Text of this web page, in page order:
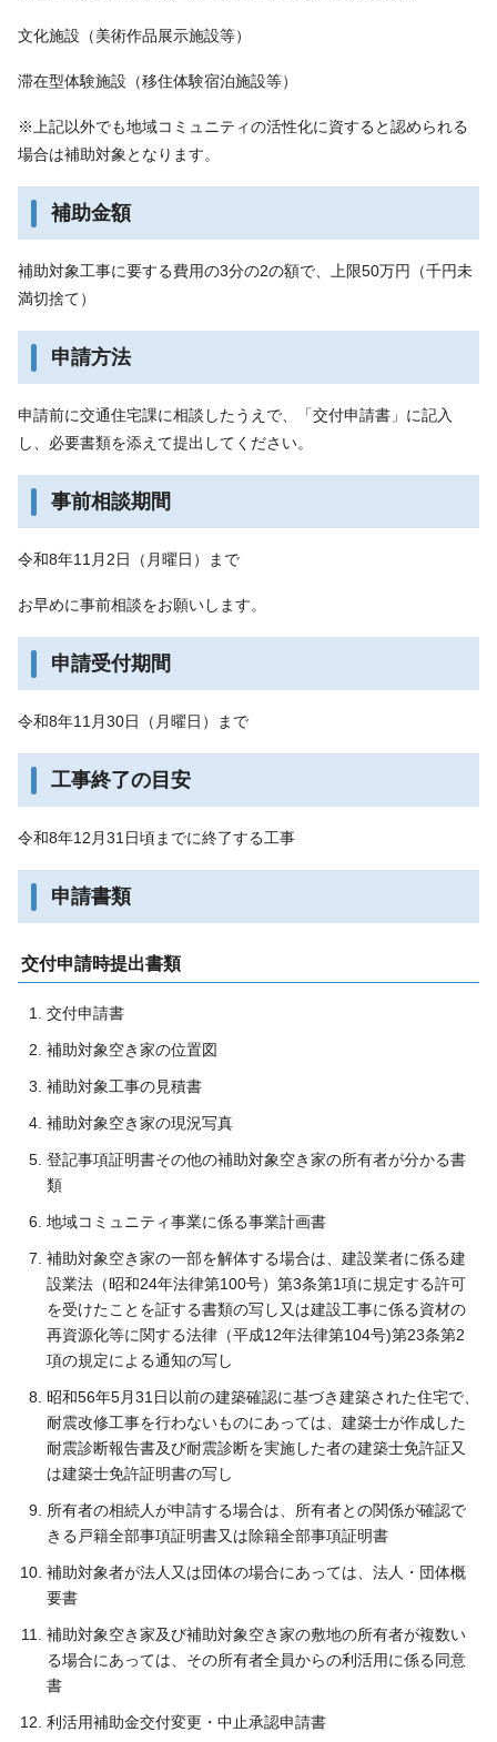
文化施設（美術作品展示施設等）
滞在型体験施設（移住体験宿泊施設等）
※上記以外でも地域コミュニティの活性化に資すると認められる
場合は補助対象となります。
補助金額
補助対象工事に要する費用の3分の2の額で、上限50万円（千円未
満切捨て）
申請方法
申請前に交通住宅課に相談したうえで、「交付申請書」に記入
し、必要書類を添えて提出してください。
事前相談期間
令和8年11月2日（月曜日）まで
お早めに事前相談をお願いします。
申請受付期間
令和8年11月30日（月曜日）まで
工事終了の目安
令和8年12月31日頃までに終了する工事
申請書類
交付申請時提出書類
交付申請書
補助対象空き家の位置図
補助対象工事の見積書
補助対象空き家の現況写真
登記事項証明書その他の補助対象空き家の所有者が分かる書
類
地域コミュニティ事業に係る事業計画書
補助対象空き家の一部を解体する場合は、建設業者に係る建
設業法（昭和24年法律第100号）第3条第1項に規定する許可
を受けたことを証する書類の写し又は建設工事に係る資材の
再資源化等に関する法律（平成12年法律第104号)第23条第2
項の規定による通知の写し
昭和56年5月31日以前の建築確認に基づき建築された住宅で、
耐震改修工事を行わないものにあっては、建築士が作成した
耐震診断報告書及び耐震診断を実施した者の建築士免許証又
は建築士免許証明書の写し
所有者の相続人が申請する場合は、所有者との関係が確認で
きる戸籍全部事項証明書又は除籍全部事項証明書
補助対象者が法人又は団体の場合にあっては、法人・団体概
要書
補助対象空き家及び補助対象空き家の敷地の所有者が複数い
る場合にあっては、その所有者全員からの利活用に係る同意
書
利活用補助金交付変更・中止承認申請書